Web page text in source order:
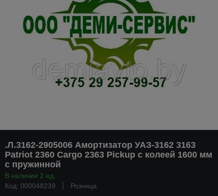
.Л.3162-2905006 Амортизатор УАЗ-3162 3163
Patriot 2360 Cargo 2363 Pickup с колеей 1600 мм
с пружинной
В наличии 2 ед.
Код: 000048239
Розница